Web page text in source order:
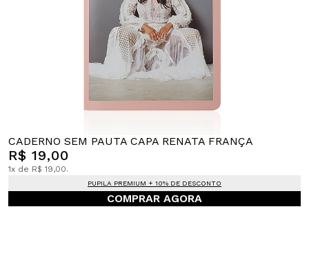
CADERNO SEM PAUTA CAPA RENATA FRANÇA
R$ 19,00
1x de R$ 19,00.
PUPILA PREMIUM + 10% DE DESCONTO
COMPRAR AGORA